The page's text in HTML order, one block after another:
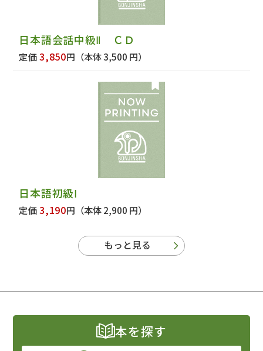
日本語会話中級Ⅱ ＣＤ
定価3,850円 （本体 3,500 円）
日本語初級Ⅰ
定価3,190円 （本体 2,900 円）
もっと見る
本を探す